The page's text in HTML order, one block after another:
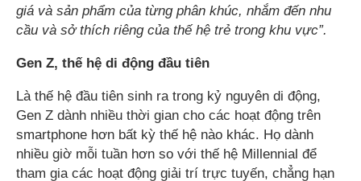
giá và sản phẩm của từng phân khúc, nhắm đến nhu
cầu và sở thích riêng của thế hệ trẻ trong khu vực”.
Gen Z, thế hệ di động đầu tiên
Là thế hệ đầu tiên sinh ra trong kỷ nguyên di động,
Gen Z dành nhiều thời gian cho các hoạt động trên
smartphone hơn bất kỳ thế hệ nào khác. Họ dành
nhiều giờ mỗi tuần hơn so với thế hệ Millennial để
tham gia các hoạt động giải trí trực tuyến, chẳng hạn